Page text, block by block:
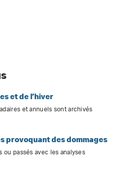
et de l’hiver
et annuels sont archivés
provoquant des dommages
passés avec les analyses